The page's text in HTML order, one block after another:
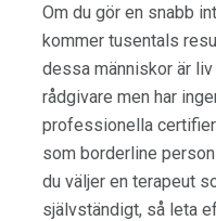
Om du gör en snabb
kommer tusentals
dessa människor är
rådgivare men har
professionella
som borderline
du väljer en terapeut
självständigt, så leta